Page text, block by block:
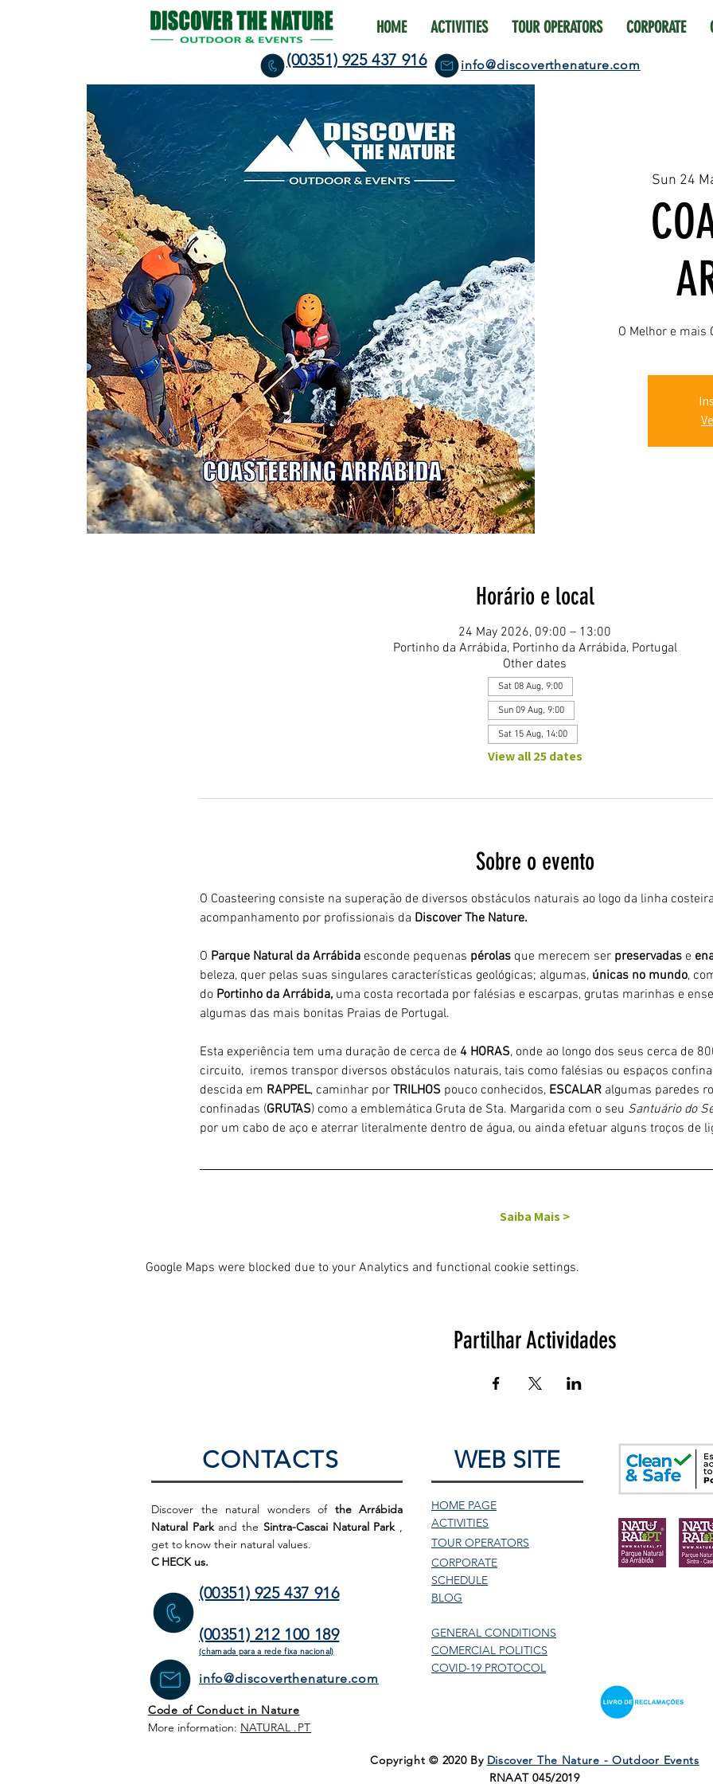
HOME ACTIVITIES TOUR OPERATORS CORPORATE
(00351) 925 437 916 info@discoverthenature.com
Sun 24
O Melhor e mais
Horário e local
24 May 2026, 09:00 – 13:00
Portinho da Arrábida, Portinho da Arrábida, Portugal
Other dates
Sat 08 Aug, 9:00
Sun 09 Aug, 9:00
Sat 15 Aug, 14:00
View all 25 dates
Sobre o evento
O Coasteering consiste na superação de diversos obstáculos naturais ao logo da linha
acompanhamento por profissionais da Discover The Nature.
O Parque Natural da Arrábida esconde pequenas pérolas que merecem ser preservadas e
beleza, quer pelas suas singulares características geológicas; algumas, únicas no mundo,
do Portinho da Arrábida, uma costa recortada por falésias e escarpas, grutas marinhas e
algumas das mais bonitas Praias de Portugal.
Esta experiência tem uma duração de cerca de 4 HORAS, onde ao longo dos seus cerca de
circuito,  iremos transpor diversos obstáculos naturais, tais como falésias ou espaços
descida em RAPPEL, caminhar por TRILHOS pouco conhecidos, ESCALAR algumas paredes
confinadas (GRUTAS) como a emblemática Gruta de Sta. Margarida com o seu Santuário do
por um cabo de aço e aterrar literalmente dentro de água, ou ainda efetuar alguns troços de
Saiba Mais >
Google Maps were blocked due to your Analytics and functional cookie settings.
Partilhar Actividades
CONTACTS
Discover the natural wonders of the Arrábida
Natural Parkand the Sintra-Cascai Natural Park,
get to know their natural values.
C HECK us.
(00351) 925 437 916
(00351) 212 100 189
(chamada para a rede fixa nacional)
info@discoverthenature.com
Code of Conduct in Nature
More information: NATURAL .PT
WEB SITE
HOME PAGE
ACTIVITIES
TOUR OPERATORS
CORPORATE
SCHEDULE
BLOG
GENERAL CONDITIONS
COMERCIAL POLITICS
COVID-19 PROTOCOL
Copyright © 2020 By Discover The Nature - Outdoor Events
RNAAT 045/2019